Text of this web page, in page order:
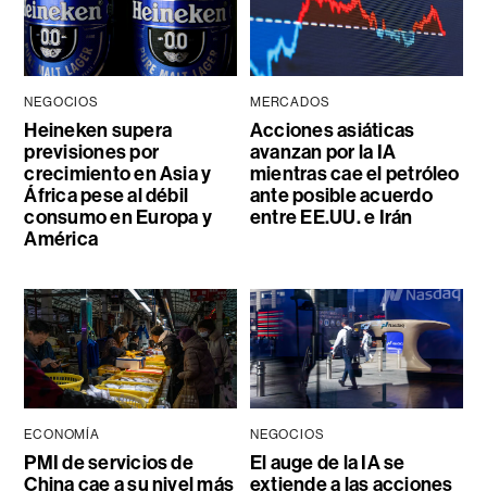
NEGOCIOS
Heineken supera
previsiones por
crecimiento en Asia y
África pese al débil
consumo en Europa y
América
MERCADOS
Acciones asiáticas
avanzan por la IA
mientras cae el petróleo
ante posible acuerdo
entre EE.UU. e Irán
ECONOMÍA
PMI de servicios de
China cae a su nivel más
NEGOCIOS
El auge de la IA se
extiende a las acciones